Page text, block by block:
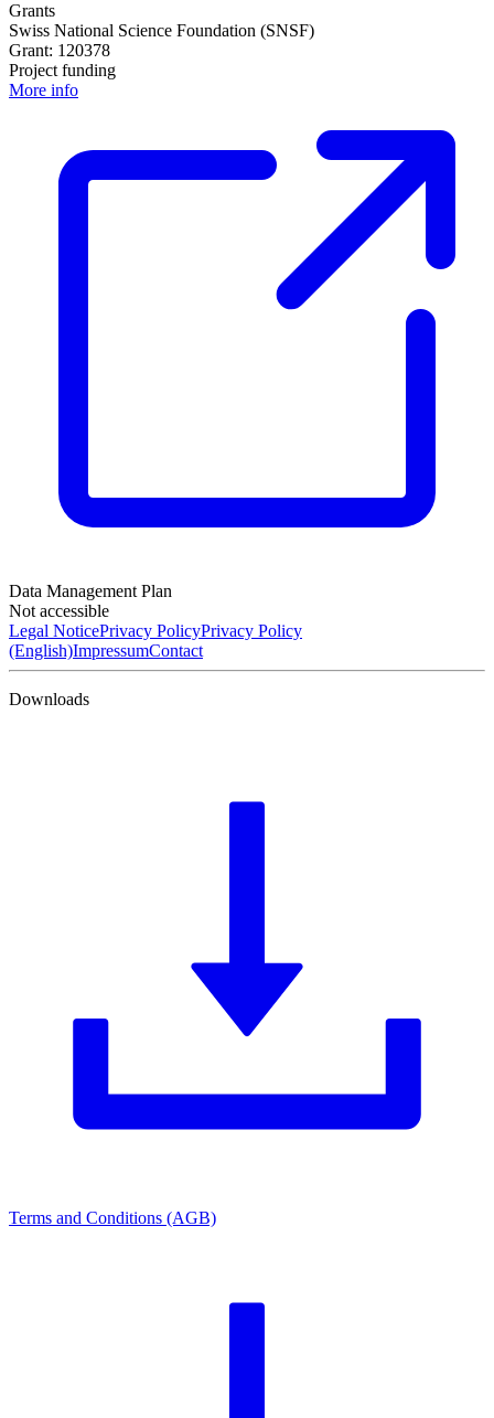
Grants
Swiss National Science Foundation (SNSF)
Grant: 120378
Project funding
More info
Data Management Plan
Not accessible
Legal NoticePrivacy PolicyPrivacy Policy
(English)ImpressumContact
Downloads
Terms and Conditions (AGB)